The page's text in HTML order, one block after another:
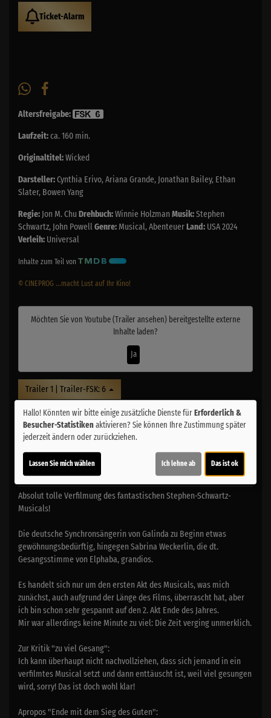
Ticket-Alarm
Altersfreigabe:
Laufzeit:ca. 160 min.
Originaltitel:Wicked
Darsteller:Cynthia Erivo, Ariana Grande, Jonathan Bailey, Ethan
Slater, Bowen Yang
Regie: Jon M. Chu Drehbuch:Winnie Holzman Musik:Stephen
Schwartz, John PowellGenre: Musical, AbenteuerLand: USA 2024
Verleih: Universal
Inhalte zum Teil von
© CINEPROG ...macht Lust auf Ihr Kino!
Möchten Sie von Youtube (Trailer ansehen) bereitgestellte externe
Inhalte laden?
Ja
Trailer 1 | Trailer-FSK: 6
Kommentare
★★★★☆ 31
Philippam 17.01.2025 ★★★★
Absolut tolle Verfilmung des fantastischen Stephen-Schwartz-
Musicals!
Die deutsche Synchronsängerin von Galinda zu Beginn etwas
gewöhnungsbedürftig, hingegen Sabrina Weckerlin, die dt.
Gesangsstimme von Elphaba, grandios.
Es handelt sich nur um den ersten Akt des Musicals, was mich
zunächst, auch aufgrund der Länge des Films, überrascht hat, aber
ich bin schon sehr gespannt auf den 2. Akt Ende des Jahres.
Mir war allerdings keine Minute zu viel: Die Zeit verging unmerklich.
Zur Kritik "zu viel Gesang":
Ich kann überhaupt nicht nachvollziehen, dass sich jemand in ein
verfilmtes Musical setzt und dann enttäuscht ist, weil viel gesungen
wird, sorry! Das ist doch wohl klar!
Apropos "Ende mit dem Sieg des Guten":
Hallo! Könnten wir bitte einige zusätzliche Dienste fürErforderlich &
Besucher-Statistikenaktivieren? Sie können Ihre Zustimmung später
jederzeit ändern oder zurückziehen.
Lassen Sie mich wählen Ich lehne ab Das ist ok